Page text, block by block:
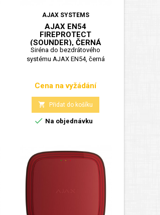
AJAX SYSTEMS
AJAX EN54
FIREPROTECT
(SOUNDER), ČERNÁ
Siréna do bezdrátového
systému AJAX EN54, černá
Cena
Cena na vyžádání
 Přidat do košíku
 Na objednávku